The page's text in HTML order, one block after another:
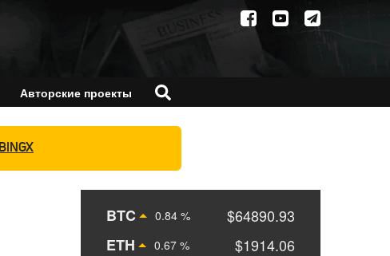
Авторские проекты
BINGX
BTC 0.84 %
$64890.93
ETH
0.67 % $1914.06